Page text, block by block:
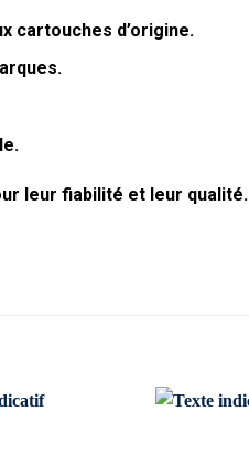
cartouches d’origine.
leur fiabilité et leur qualité.